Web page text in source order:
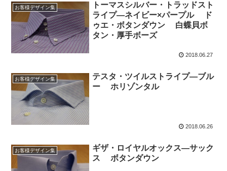
お客様デザイン集
トーマスシルバー・トラッドスト
ライプ―ネイビー×パープル ド
ゥエ・ボタンダウン 白蝶貝ボ
タン・厚手ボーズ
2018.06.27
お客様デザイン集
テスタ・ツイルストライプ―ブル
ー ホリゾンタル
2018.06.26
お客様デザイン集
ギザ・ロイヤルオックス―サック
ス ボタンダウン